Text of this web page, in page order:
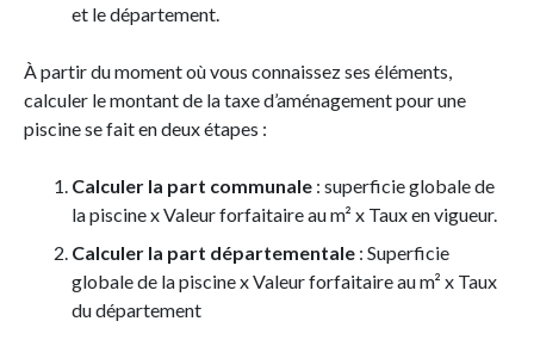
et le département.
À partir du moment où vous connaissez ses éléments,
calculer le montant de la taxe d’aménagement pour une
piscine se fait en deux étapes :
Calculer la part communale : superficie globale de
la piscine x Valeur forfaitaire au m² x Taux en vigueur.
Calculer la part départementale : Superficie
globale de la piscine x Valeur forfaitaire au m² x Taux
du département